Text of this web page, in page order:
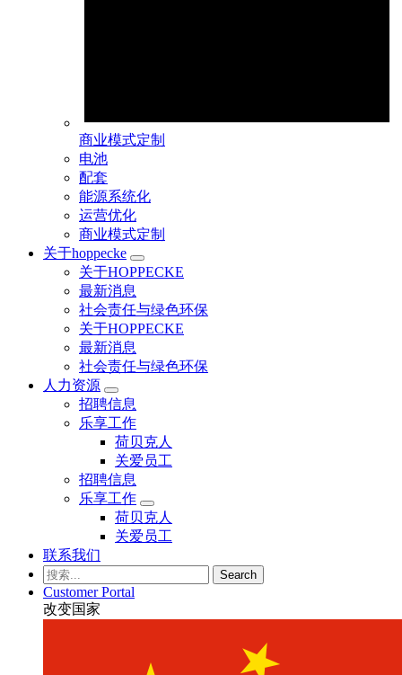
商业模式定制
电池
配套
能源系统化
运营优化
商业模式定制
关于hoppecke
关于HOPPECKE
最新消息
社会责任与绿色环保
关于HOPPECKE
最新消息
社会责任与绿色环保
人力资源
招聘信息
乐享工作
荷贝克人
关爱员工
招聘信息
乐享工作
荷贝克人
关爱员工
联系我们
Search
Customer Portal
改变国家